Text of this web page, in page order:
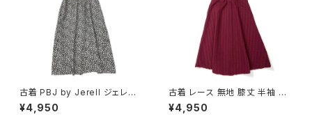
古着 PBJ by Jerell ジェレル
リボン 花柄 コットン100％ 膝丈
半袖 ワンピース 黒 (oa26070
¥4,950
古着 レース 無地 膝丈 半袖 ワ
ンピース 赤 ボルドー (oa2607
080)
¥4,950